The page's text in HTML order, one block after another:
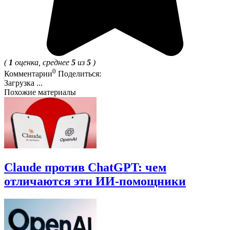
( 1 оценка, среднее 5 из 5 )
Комментарии0 Поделиться:
Загрузка ...
Похожие материалы
Claude против ChatGPT: чем
отличаются эти ИИ-помощники